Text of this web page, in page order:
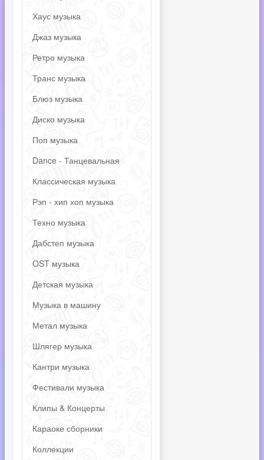
Хаус музыка
Джаз музыка
Ретро музыка
Транс музыка
Блюз музыка
Диско музыка
Поп музыка
Dance - Танцевальная
Классическая музыка
Рэп - хип хоп музыка
Техно музыка
Дабстеп музыка
OST музыка
Детская музыка
Музыка в машину
Метал музыка
Шлягер музыка
Кантри музыка
Фестивали музыка
Клипы & Концерты
Караоке сборники
Коллекции